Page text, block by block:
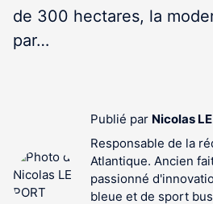
de 300 hectares, la
par…
Publié par Nicolas
Responsable de la
Atlantique. Ancien
passionné
bleue et de sport